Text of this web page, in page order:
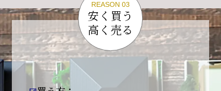
変化の激しい時代だからこそ、初心を忘れず、
挑戦を続け、社会に必要とされる存在であり続
けることをお約束いたします。
今後とも変わらぬご支援、ご指導を賜りますよ
う、何卒よろしくお願い申し上げます。
2026-01-09
REASON 03
安く買う
高く売る